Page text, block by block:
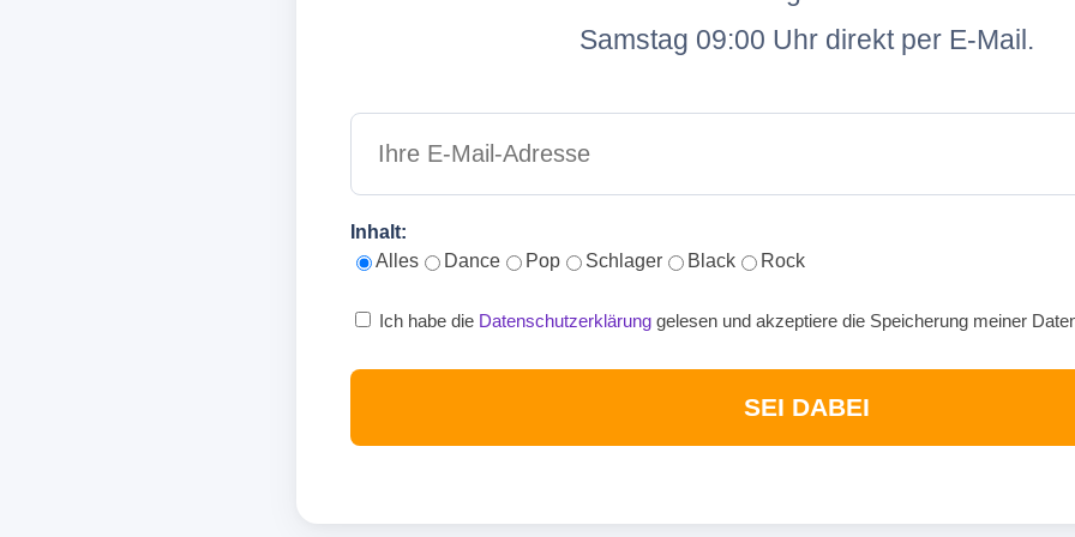
Samstag 09:00 Uhr direkt per E-Mail.
Inhalt:
Alles
Dance Pop Schlager Black Rock
Ich habe die Datenschutzerklärung gelesen und akzeptiere die Speicherung meiner
SEI DABEI